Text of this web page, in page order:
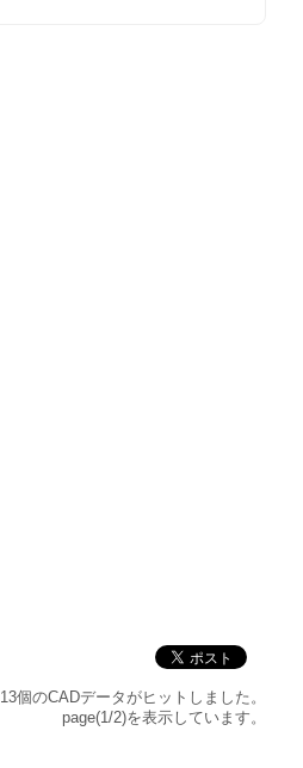
13個のCADデータがヒットしました。
page(1/2)を表示しています。